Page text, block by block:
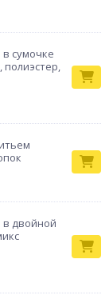
сумочке
полиэстер,
в двойной